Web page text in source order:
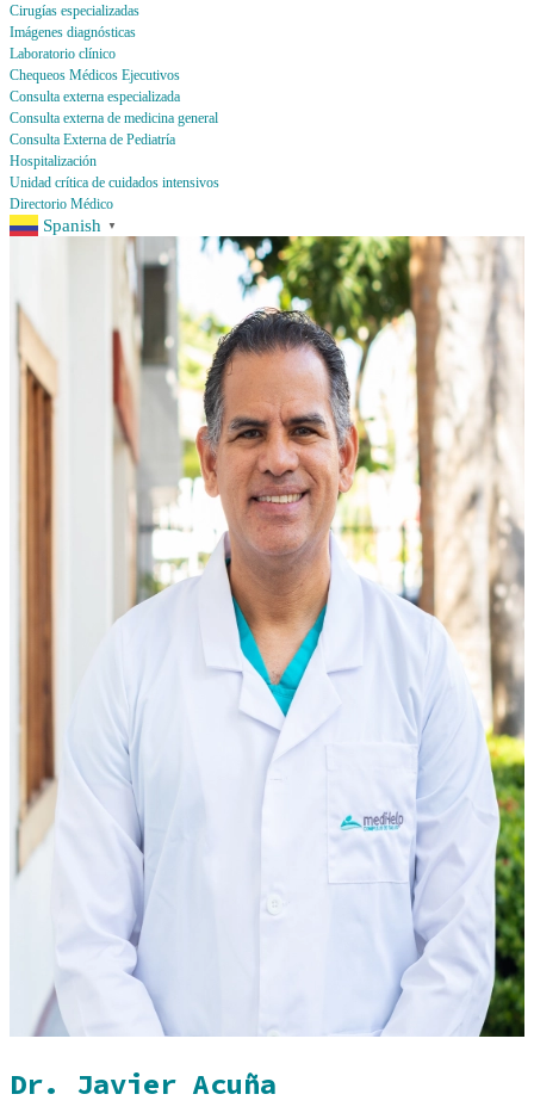
Cirugías especializadas
Imágenes diagnósticas
Laboratorio clínico
Chequeos Médicos Ejecutivos
Consulta externa especializada
Consulta externa de medicina general
Consulta Externa de Pediatría
Hospitalización
Unidad crítica de cuidados intensivos
Directorio Médico
Spanish ▼
Dr. Javier Acuña